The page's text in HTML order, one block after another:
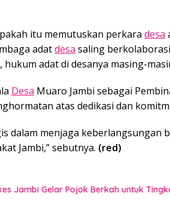
itu memutuskan perkara desa
adatdesa saling
adat di desanya masing-
Desa Muaro Jambi sebagai
atas dedikasi dan
dalam menjaga keberlangsungan
Jambi,” sebutnya. (red)
Jambi Gelar Pojok Berkah untuk